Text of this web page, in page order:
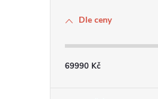
Dle ceny
69990 Kč